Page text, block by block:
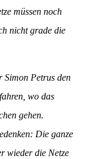
müssen noch
nicht grade die
Simon Petrus den
wo das
gehen.
Die ganze
wieder die Netze